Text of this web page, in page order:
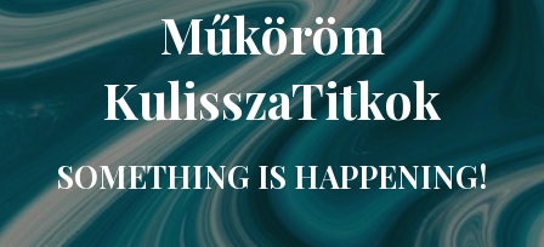
Műköröm
KulisszaTitkok
SOMETHING IS HAPPENING!